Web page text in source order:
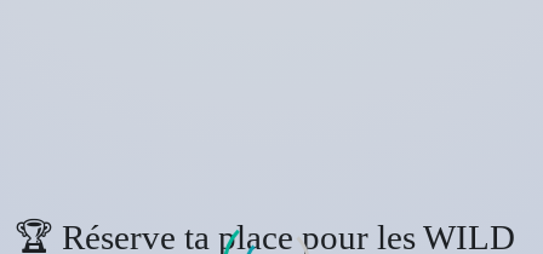
🏆 Réserve ta place pour les WILD